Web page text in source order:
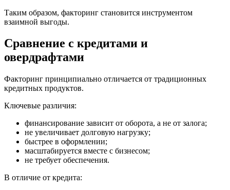
Таким образом, факторинг становится инструментом
взаимной выгоды.
Сравнение с кредитами и
овердрафтами
Факторинг принципиально отличается от традиционных
кредитных продуктов.
Ключевые различия:
финансирование зависит от оборота, а не от залога;
не увеличивает долговую нагрузку;
быстрее в оформлении;
масштабируется вместе с бизнесом;
не требует обеспечения.
В отличие от кредита: